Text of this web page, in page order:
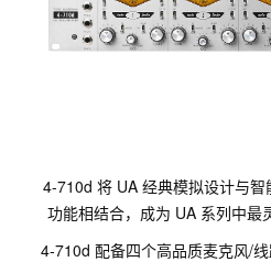
4-710d 将 UA 经典模拟设计与
功能相结合，成为 UA 系列中最
4-710d 配备四个高品质麦克风/